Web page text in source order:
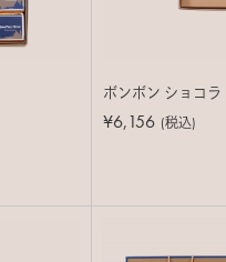
ボンボン ショコラ
¥6,156 (税込)